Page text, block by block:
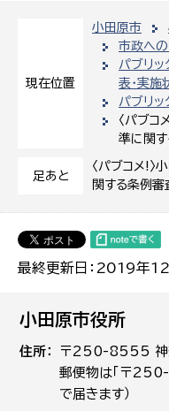
現在位置
小田原市
市政への
パブリ
表・実施
パブリッ
〈パブコ
準に関
足あと
〈パブコメ!
関する条例
最終更新日：2019年
小田原市役所
住所
〒250-8555 神
郵便物は「〒
で届きます）